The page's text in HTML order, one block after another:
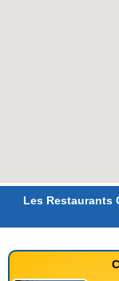
Les Restaurants